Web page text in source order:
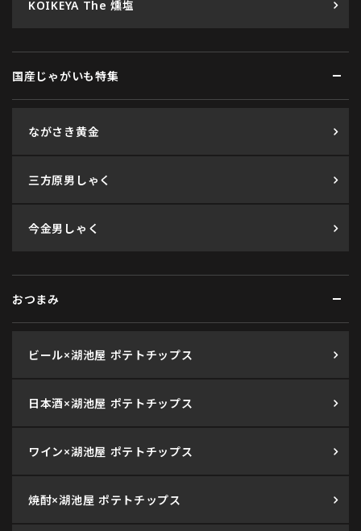
KOIKEYA The 燻塩
国産じゃがいも特集
ながさき黄金
三方原男しゃく
今金男しゃく
おつまみ
ビール×湖池屋 ポテトチップス
日本酒×湖池屋 ポテトチップス
ワイン×湖池屋 ポテトチップス
焼酎×湖池屋 ポテトチップス